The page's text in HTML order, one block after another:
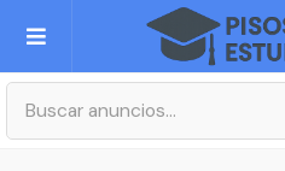
Publica tu Anuncio